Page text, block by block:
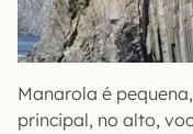
Manarola é
principal, no alto,